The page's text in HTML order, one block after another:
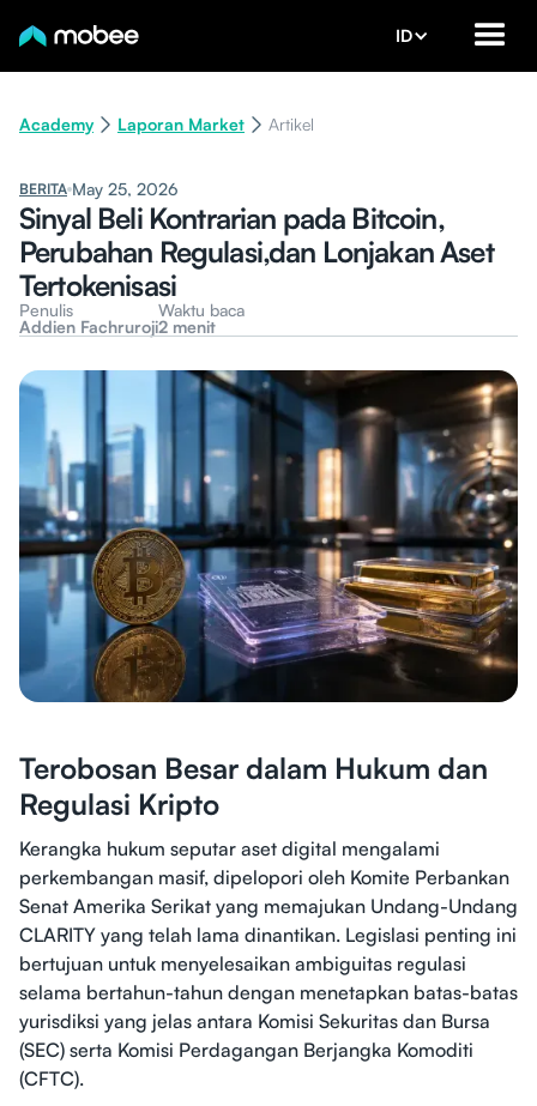
ID
Academy Laporan Market Artikel
BERITA May 25, 2026
Sinyal Beli Kontrarian pada Bitcoin,
Perubahan Regulasi,dan Lonjakan Aset
Tertokenisasi
Penulis
Addien Fachruroji
Waktu baca
2 menit
Terobosan Besar dalam Hukum dan
Regulasi Kripto
Kerangka hukum seputar aset digital mengalami
perkembangan masif, dipelopori oleh Komite Perbankan
Senat Amerika Serikat yang memajukan Undang-Undang
CLARITY yang telah lama dinantikan. Legislasi penting ini
bertujuan untuk menyelesaikan ambiguitas regulasi
selama bertahun-tahun dengan menetapkan batas-batas
yurisdiksi yang jelas antara Komisi Sekuritas dan Bursa
(SEC) serta Komisi Perdagangan Berjangka Komoditi
(CFTC).